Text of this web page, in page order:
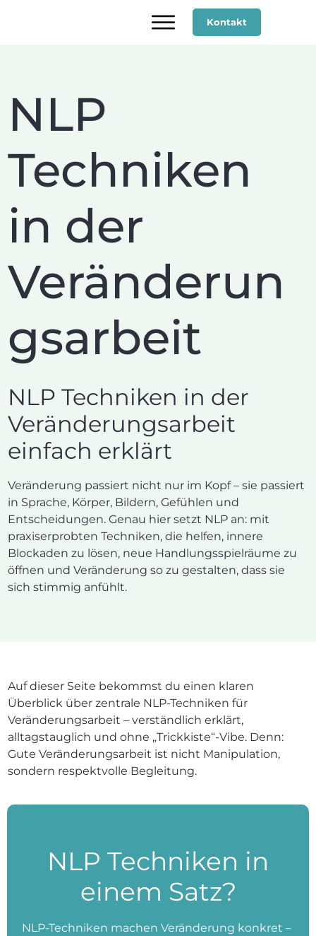
Kontakt
NLP
Techniken
in der
Veränderun
gsarbeit
NLP Techniken in der
Veränderungsarbeit
einfach erklärt
Veränderung passiert nicht nur im Kopf – sie passiert
in Sprache, Körper, Bildern, Gefühlen und
Entscheidungen. Genau hier setzt NLP an: mit
praxiserprobten Techniken, die helfen, innere
Blockaden zu lösen, neue Handlungsspielräume zu
öffnen und Veränderung so zu gestalten, dass sie
sich stimmig anfühlt.
Auf dieser Seite bekommst du einen klaren
Überblick über zentrale NLP-Techniken für
Veränderungsarbeit – verständlich erklärt,
alltagstauglich und ohne „Trickkiste“-Vibe. Denn:
Gute Veränderungsarbeit ist nicht Manipulation,
sondern respektvolle Begleitung.
NLP Techniken in
einem Satz?
NLP-Techniken machen Veränderung konkret –